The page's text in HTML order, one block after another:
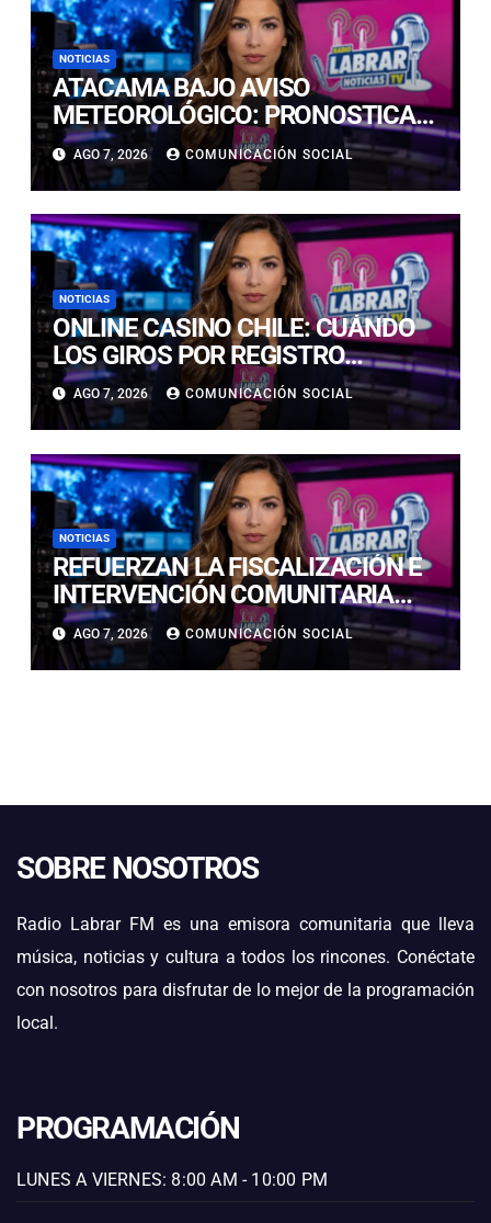
NOTICIAS
ATACAMA BAJO AVISO
METEOROLÓGICO: PRONOSTICAN
LLUVIAS E ISOTERMA CERO ALTA
EN PRECORDILLERA Y
CORDILLERA
AGO 7, 2026 COMUNICACIÓN SOCIAL
NOTICIAS
ONLINE CASINO CHILE: CUÁNDO
LOS GIROS POR REGISTRO
REALMENTE SIRVEN
AGO 7, 2026 COMUNICACIÓN SOCIAL
NOTICIAS
REFUERZAN LA FISCALIZACIÓN E
INTERVENCIÓN COMUNITARIA
CON OPERATIVO CONJUNTO EN
CALDERA
AGO 7, 2026 COMUNICACIÓN SOCIAL
SOBRE NOSOTROS
Radio Labrar FM es una emisora comunitaria que lleva
música, noticias y cultura a todos los rincones. Conéctate
con nosotros para disfrutar de lo mejor de la programación
local.
PROGRAMACIÓN
LUNES A VIERNES: 8:00 AM - 10:00 PM